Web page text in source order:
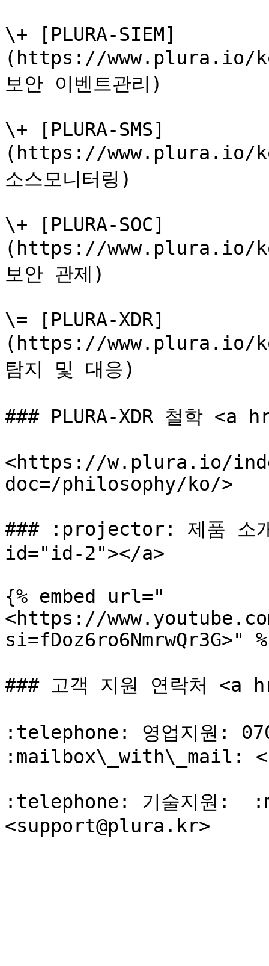
\+ [PLURA-SIEM]
(https://www.plura.io/
보안 이벤트관리)
\+ [PLURA-SMS]
(https://www.plura.io/
소스모니터링)
\+ [PLURA-SOC]
(https://www.plura.io/
보안 관제)
\= [PLURA-XDR]
(https://www.plura.io/
탐지 및 대응)
### PLURA-XDR 철학
<https://w.plura.io/
doc=/philosophy/ko/>
### :projector: 제품 소
id="id-2"></a>
{% embed url="
<https://
si=fDoz6ro6NmrwQr3G>"
### 고객 지원 연락처
:telephone: 영업지원:
:mailbox\_with\_mail:
:telephone: 기술지원: